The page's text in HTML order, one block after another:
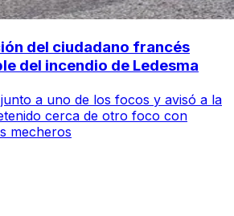
del ciudadano francés
del incendio de Ledesma
a uno de los focos y avisó a la
cerca de otro foco con
mecheros